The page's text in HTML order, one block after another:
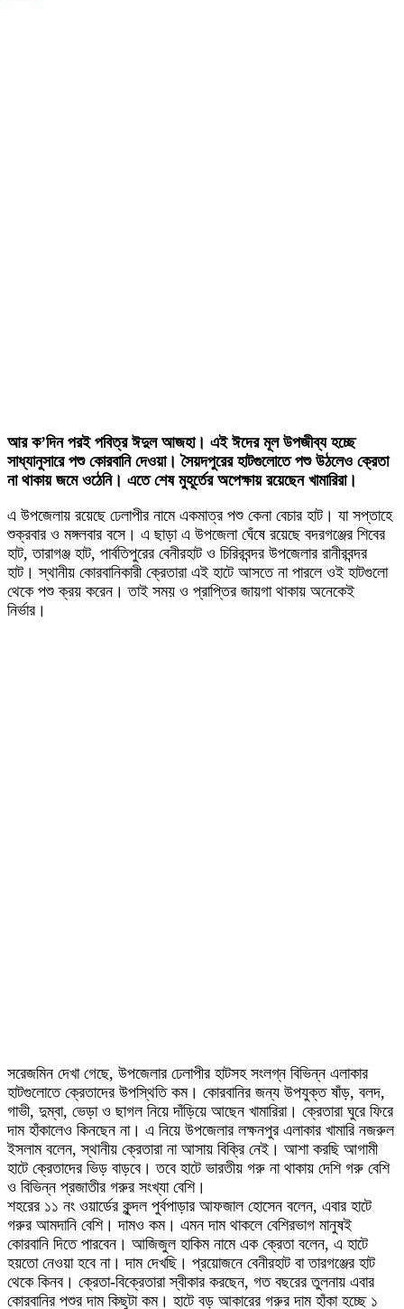
আর ক’দিন পরই পবিত্র ঈদুল আজহা। এই ঈদের মূল উপজীব্য হচ্ছে
সাধ্যানুসারে পশু কোরবানি দেওয়া। সৈয়দপুরের হাটগুলোতে পশু উঠলেও ক্রেতা
না থাকায় জমে ওঠেনি। এতে শেষ মুহূর্তের অপেক্ষায় রয়েছেন খামারিরা।
এ উপজেলায় রয়েছে ঢেলাপীর নামে একমাত্র পশু কেনা বেচার হাট। যা সপ্তাহে
শুক্রবার ও মঙ্গলবার বসে। এ ছাড়া এ উপজেলা ঘেঁষে রয়েছে বদরগঞ্জের শিবের
হাট, তারাগঞ্জ হাট, পার্বতিপুরের বেনীরহাট ও চিরিরবন্দর উপজেলার রানীরবন্দর
হাট। স্থানীয় কোরবানিকারী ক্রেতারা এই হাটে আসতে না পারলে ওই হাটগুলো
থেকে পশু ক্রয় করেন। তাই সময় ও প্রাপ্তির জায়গা থাকায় অনেকেই
নির্ভার।
সরেজমিন দেখা গেছে, উপজেলার ঢেলাপীর হাটসহ সংলগ্ন বিভিন্ন এলাকার
হাটগুলোতে ক্রেতাদের উপস্থিতি কম। কোরবানির জন্য উপযুক্ত ষাঁড়, বলদ,
গাভী, দুম্বা, ভেড়া ও ছাগল নিয়ে দাঁড়িয়ে আছেন খামারিরা। ক্রেতারা ঘুরে ফিরে
দাম হাঁকালেও কিনছেন না। এ নিয়ে উপজেলার লক্ষনপুর এলাকার খামারি নজরুল
ইসলাম বলেন, স্থানীয় ক্রেতারা না আসায় বিক্রি নেই। আশা করছি আগামী
হাটে ক্রেতাদের ভিড় বাড়বে। তবে হাটে ভারতীয় গরু না থাকায় দেশি গরু বেশি
ও বিভিন্ন প্রজাতীর গরুর সংখ্যা বেশি।
শহরের ১১ নং ওয়ার্ডের কুন্দল পুর্বপাড়ার আফজাল হোসেন বলেন, এবার হাটে
গরুর আমদানি বেশি। দামও কম। এমন দাম থাকলে বেশিরভাগ মানুষই
কোরবানি দিতে পারবেন। আজিজুল হাকিম নামে এক ক্রেতা বলেন, এ হাটে
হয়তো নেওয়া হবে না। দাম দেখছি। প্রয়োজনে বেনীরহাট বা তারগঞ্জের হাট
থেকে কিনব। ক্রেতা-বিক্রেতারা স্বীকার করছেন, গত বছরের তুলনায় এবার
কোরবানির পশুর দাম কিছুটা কম। হাটে বড় আকারের গরুর দাম হাঁকা হচ্ছে ১